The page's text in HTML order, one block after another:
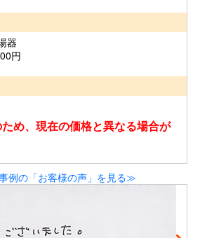
器
円
め、現在の価格と異なる場合が
例の「お客様の声」を見る≫